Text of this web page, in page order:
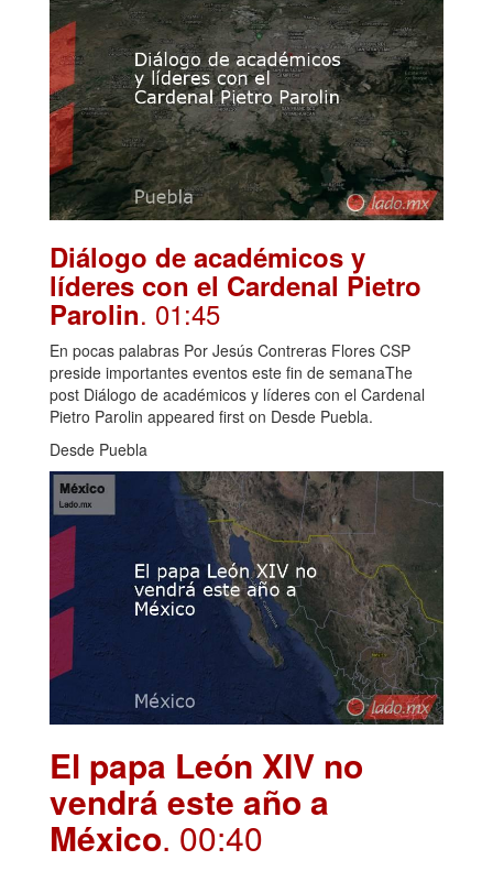
Diálogo de académicos y
líderes con el Cardenal Pietro
Parolin. 01:45
En pocas palabras Por Jesús Contreras Flores CSP
preside importantes eventos este fin de semanaThe
post Diálogo de académicos y líderes con el Cardenal
Pietro Parolin appeared first on Desde Puebla.
Desde Puebla
El papa León XIV no
vendrá este año a
México. 00:40